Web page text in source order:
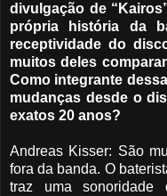
divulgação de
própria história da
receptividade do
muitos deles
Como integrante
mudanças desde o
exatos 20 anos?
Andreas Kisser: São
fora da banda. O
traz uma sonoridade